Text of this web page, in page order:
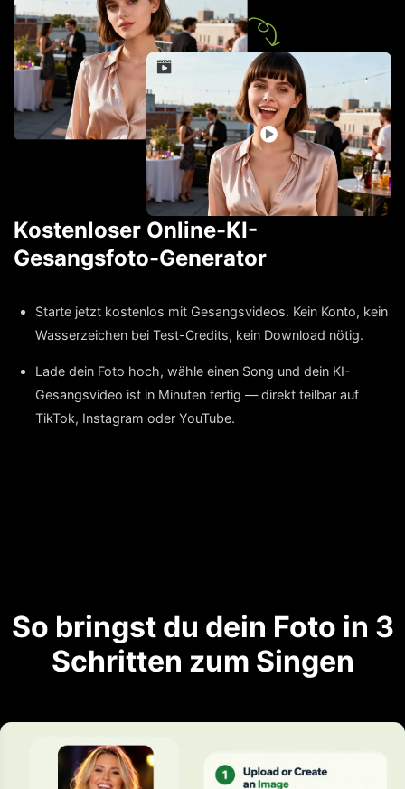
Kostenloser Online-KI-
Gesangsfoto-Generator
Starte jetzt kostenlos mit Gesangsvideos. Kein Konto, kein
Wasserzeichen bei Test-Credits, kein Download nötig.
Lade dein Foto hoch, wähle einen Song und dein KI-
Gesangsvideo ist in Minuten fertig — direkt teilbar auf
TikTok, Instagram oder YouTube.
So bringst du dein Foto in 3
Schritten zum Singen